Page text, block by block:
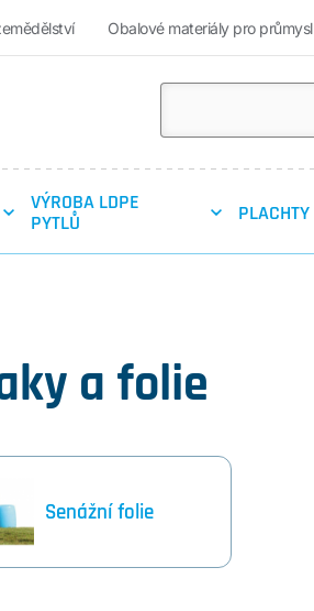
Obalové materiály pro průmysl
VÝROBA LDPE
PYTLŮ
PLACHTY
a folie
Senážní folie